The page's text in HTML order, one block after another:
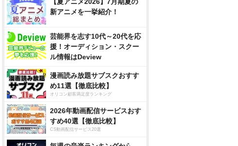
新アニメを一挙紹介！
芸能界を志す10代～20代を応
援！オーディション・スクー
ル情報はDeview
漫画読み放題サブスクおすす
め11選【徹底比較】
オリコン顧客満足度ランキング
2026年動画配信サービスおす
すめ40選【徹底比較】
CS動画配信サービス20選